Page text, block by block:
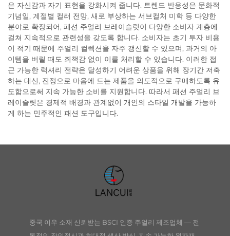
은 자신감과 자기 표현을 강화시켜 줍니다. 트렌드 반응성은 문화적
기념일, 계절별 컬러 전망, 새로 부상하는 서브컬처 미학 등 다양한
분야로 확장되어, 패션 주얼리 브레이슬릿이 다양한 소비자 계층에
걸쳐 지속적으로 관련성을 갖도록 합니다. 소비자는 초기 투자 비용
이 적기 때문에 주얼리 컬렉션을 자주 갱신할 수 있으며, 과거의 아
이템을 버릴 때도 죄책감 없이 이를 처리할 수 있습니다. 이러한 접
근 가능한 럭셔리 전략은 달성하기 어려운 상품을 위해 장기간 저축
하는 대신, 진정으로 마음에 드는 제품을 의도적으로 구매하도록 유
도함으로써 지속 가능한 소비를 지원합니다. 따라서 패션 주얼리 브
레이슬릿은 경제적 배경과 관계없이 개인의 스타일 개발을 가능하
게 하는 민주적인 패션 도구입니다.
중국 이우 소재 신뢰받는 BSCI 인증 주얼리 제조업체 — 전